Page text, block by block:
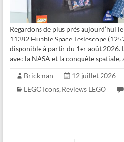
Regardons de plus près aujourd’hui
11382 Hubble Space Teslescope
disponible à partir du 1er août 2026.
avec la NASA et la conquête spatiale,
Brickman
12 juillet 2026
LEGO Icons, Reviews LEGO